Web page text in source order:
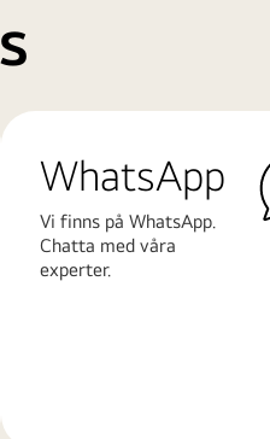
WhatsApp
Vi finns på WhatsApp.
Chatta med våra
experter.